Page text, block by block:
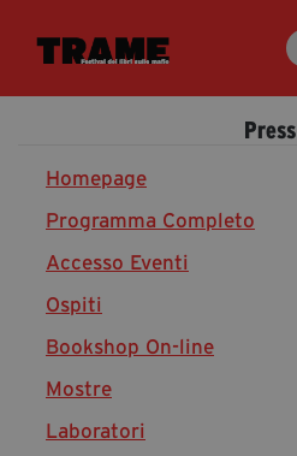
Trame.15
Libri
Media & Press
News & Kit
Accrediti Stampa
Cartella Stampa
Rassegna Stampa
Press
Homepage
Programma Completo
Accesso Eventi
Ospiti
Bookshop On-line
Mostre
Laboratori